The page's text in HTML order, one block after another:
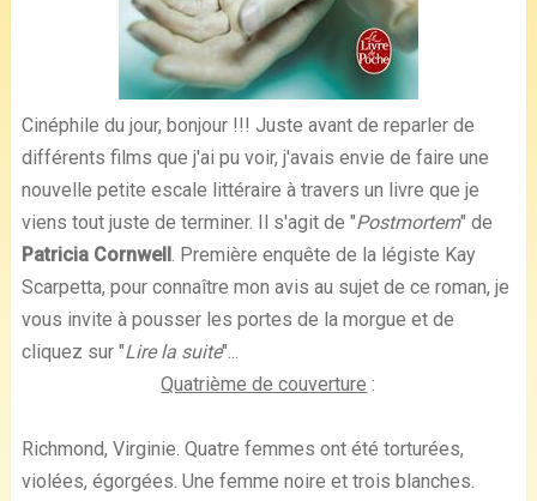
Cinéphile du jour, bonjour !!! Juste avant de reparler de
différents films que j'ai pu voir, j'avais envie de faire une
nouvelle petite escale littéraire à travers un livre que je
viens tout juste de terminer. Il s'agit de "Postmortem" de
Patricia Cornwell. Première enquête de la légiste Kay
Scarpetta, pour connaître mon avis au sujet de ce roman, je
vous invite à pousser les portes de la morgue et de
cliquez sur "Lire la suite"...
Quatrième de couverture :
Richmond, Virginie. Quatre femmes ont été torturées,
violées, égorgées. Une femme noire et trois blanches.